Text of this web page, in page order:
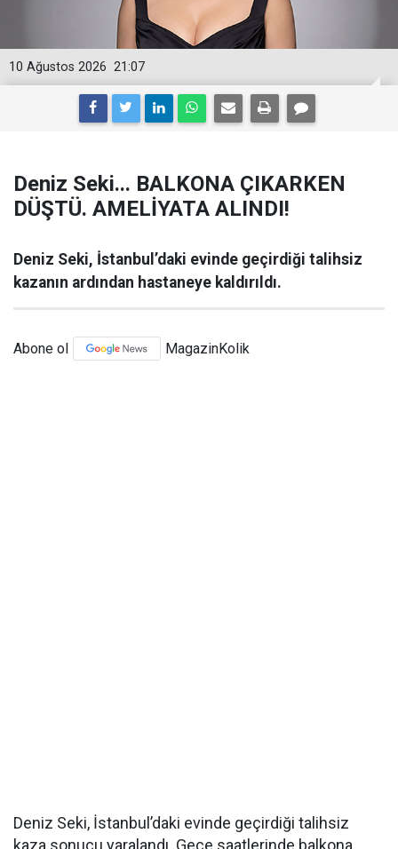
21:07
10 Ağustos 2026
Deniz Seki... BALKONA ÇIKARKEN
DÜŞTÜ. AMELİYATA ALINDI!
Deniz Seki, İstanbul’daki evinde geçirdiği talihsiz
kazanın ardından hastaneye kaldırıldı.
Abone ol MagazinKolik
Deniz Seki, İstanbul’daki evinde geçirdiği talihsiz
kaza sonucu yaralandı. Gece saatlerinde balkona